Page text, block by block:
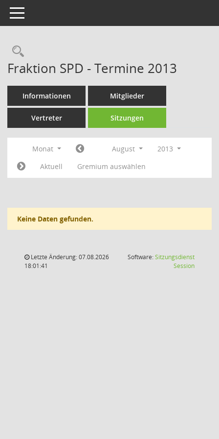
Toggle navigation
Rechercheauswahl
Fraktion SPD - Termine 2013
Informationen Mitglieder
Vertreter Sitzungen
Monat August
2013
Aktuell
Gremium auswählen
Keine Daten gefunden.
Letzte Änderung: 07.08.2026
18:01:41
Software:Sitzungsdienst
Session(Wird in